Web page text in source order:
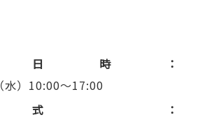
日時
）10:00～17:00
式